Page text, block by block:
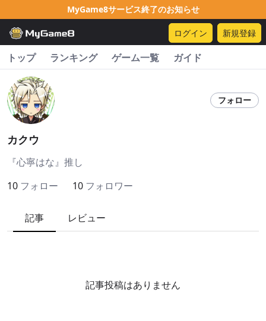
MyGame8サービス終了のお知らせ
ログイン 新規登録
トップ ランキング ゲーム一覧 ガイド
フォロー
カクウ
『心寧はな』推し
10 フォロー 10 フォロワー
記事 レビュー
記事投稿はありません